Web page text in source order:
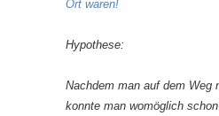
Ort waren!
Hypothese:
Nachdem man auf dem Weg
konnte man womöglich